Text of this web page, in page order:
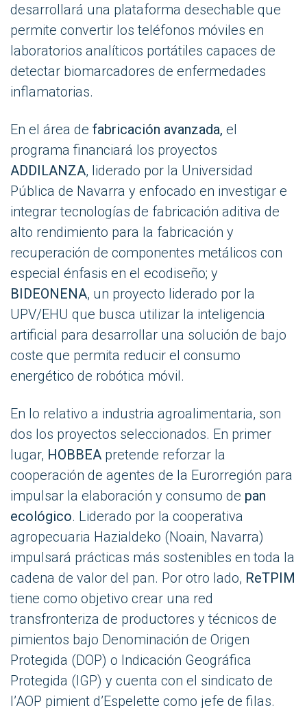
desarrollará una plataforma desechable que
permite convertir los teléfonos móviles en
laboratorios analíticos portátiles capaces de
detectar biomarcadores de enfermedades
inflamatorias.
En el área de fabricación avanzada, el
programa financiará los proyectos
ADDILANZA, liderado por la Universidad
Pública de Navarra y enfocado en investigar e
integrar tecnologías de fabricación aditiva de
alto rendimiento para la fabricación y
recuperación de componentes metálicos con
especial énfasis en el ecodiseño; y
BIDEONENA, un proyecto liderado por la
UPV/EHU que busca utilizar la inteligencia
artificial para desarrollar una solución de bajo
coste que permita reducir el consumo
energético de robótica móvil.
En lo relativo a industria agroalimentaria, son
dos los proyectos seleccionados. En primer
lugar, HOBBEA pretende reforzar la
cooperación de agentes de la Eurorregión para
impulsar la elaboración y consumo de pan
ecológico. Liderado por la cooperativa
agropecuaria Hazialdeko (Noain, Navarra)
impulsará prácticas más sostenibles en toda la
cadena de valor del pan. Por otro lado, ReTPIM
tiene como objetivo crear una red
transfronteriza de productores y técnicos de
pimientos bajo Denominación de Origen
Protegida (DOP) o Indicación Geográfica
Protegida (IGP) y cuenta con el sindicato de
l’AOP pimient d’Espelette como jefe de filas.